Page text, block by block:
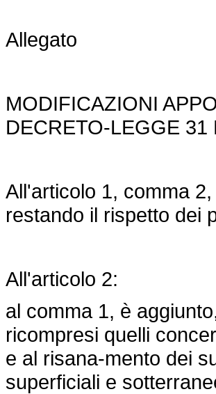
Allegato
MODIFICAZIONI
DECRETO-LEGGE
All'articolo 1, comma
restando il rispetto dei
All'articolo 2:
al comma 1, è
ricompresi quelli
e al risana-mento dei
superficiali e